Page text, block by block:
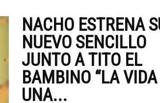
NACHO ESTRENA
NUEVO SENCILLO
JUNTO A TITO EL
BAMBINO “LA
UNA...